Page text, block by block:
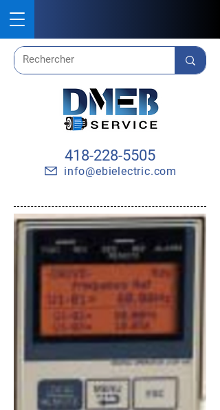
418-228-5505
info@ebielectric.com